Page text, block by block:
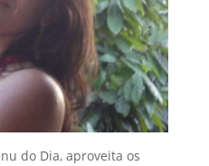
do Dia, aproveita os